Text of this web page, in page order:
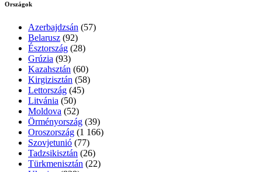
Országok
Azerbajdzsán (57)
Belarusz (92)
Észtország (28)
Grúzia (93)
Kazahsztán (60)
Kirgizisztán (58)
Lettország (45)
Litvánia (50)
Moldova (52)
Örményország (39)
Oroszország (1 166)
Szovjetunió (77)
Tadzsikisztán (26)
Türkmenisztán (22)